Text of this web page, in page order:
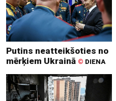
Putins neatteikšoties no
mērķiem Ukrainā © DIENA